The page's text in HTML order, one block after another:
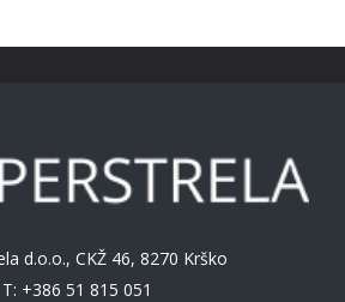
d.o.o., CKŽ 46, 8270 Krško
T: +386 51 815 051